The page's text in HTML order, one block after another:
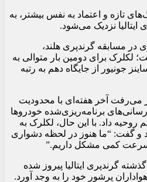
تازه و اعتماد به نفس بیشتر، به
ایتالیا نزدیک می‌شود.
در مسابقه گرندپری هلند،
لکلرک برای دومین بار متوالی به
جونیور از جایگاه دهم به رتبه
می‌رفت آخر هفته‌ای با محدودیت
برنامه‌ریزی‌شده خودروها
روحیه داد. با این حال، لکلرک به
و گفت: “ما هنوز در لحظه دشواری
سرعت کمی مشکل داریم.”
یک بار در ۱۳ دوره گذشته گرندپری ایتالیا پیروز شده